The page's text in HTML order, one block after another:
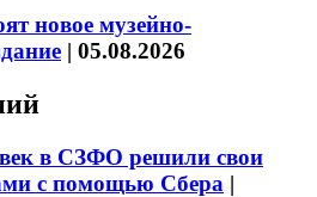
новое музейно-
| 05.08.2026
в СЗФО решили свои
с помощью Сбера |